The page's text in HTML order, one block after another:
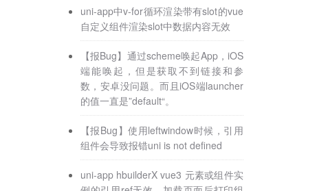
uni-app中v-for循环渲染带有slot的vue
自定义组件渲染slot中数据内容无效
【报Bug】通过scheme唤起App，iOS
端能唤起，但是获取不到链接和参
数，安卓没问题。而且iOS端launcher
的值一直是”default“。
【报Bug】使用leftwindow时候，引用
组件会导致报错uni is not defined
uni-app hbuilderX vue3 元素或组件实